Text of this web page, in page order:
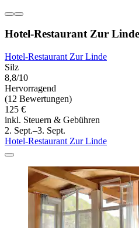
Hotel-Restaurant Zur Linde
Hotel-Restaurant Zur Linde
Silz
8,8/10
Hervorragend
(12 Bewertungen)
125 €
inkl. Steuern & Gebühren
2. Sept.–3. Sept.
Hotel-Restaurant Zur Linde